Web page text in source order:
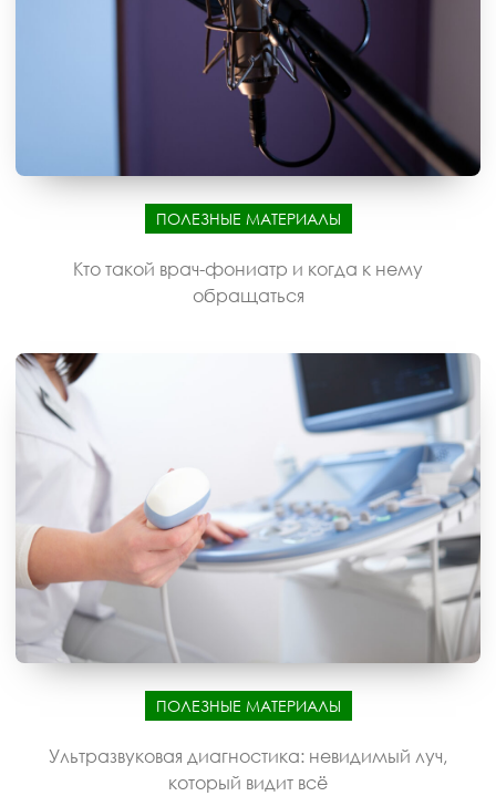
ПОЛЕЗНЫЕ МАТЕРИАЛЫ
Кто такой врач-фониатр и когда к нему
обращаться
ПОЛЕЗНЫЕ МАТЕРИАЛЫ
Ультразвуковая диагностика: невидимый луч,
который видит всё